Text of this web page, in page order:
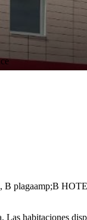
B plagaamp;B
Las habitaciones